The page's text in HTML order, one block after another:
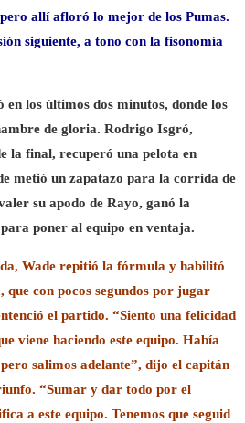
allí afloró lo mejor de los Pumas.
siguiente, a tono con la fisonomía
los últimos dos minutos, donde los
de gloria. Rodrigo Isgró,
la final, recuperó una pelota en
metió un zapatazo para la corrida de
su apodo de Rayo, ganó la
poner al equipo en ventaja.
Wade repitió la fórmula y habilitó
que con pocos segundos por jugar
el partido. “Siento una felicidad
viene haciendo este equipo. Había
salimos adelante”, dijo el capitán
“Sumar y dar todo por el
a este equipo. Tenemos que seguid